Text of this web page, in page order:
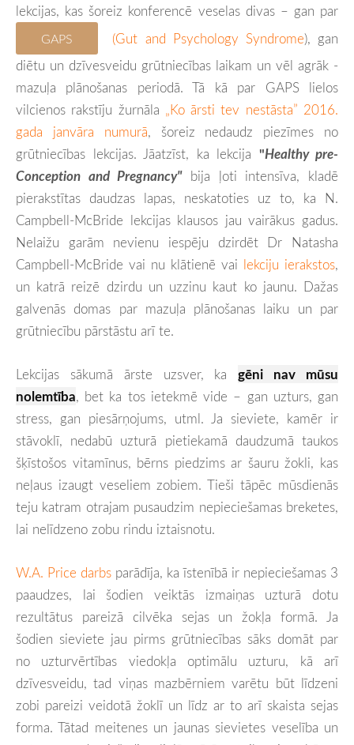
lekcijas, kas šoreiz konferencē veselas divas – gan par
GAPS (Gut and Psychology Syndrome), gan
diētu un dzīvesveidu grūtniecības laikam un vēl agrāk -
mazuļa plānošanas periodā. Tā kā par GAPS lielos
vilcienos rakstīju žurnāla „Ko ārsti tev nestāsta” 2016.
gada janvāra numurā, šoreiz nedaudz piezīmes no
grūtniecības lekcijas. Jāatzīst, ka lekcija "Healthy pre-
Conception and Pregnancy"bija ļoti intensīva, kladē
pierakstītas daudzas lapas, neskatoties uz to, ka N.
Campbell-McBride lekcijas klausos jau vairākus gadus.
Nelaižu garām nevienu iespēju dzirdēt Dr Natasha
Campbell-McBride vai nu klātienē vai lekciju ierakstos,
un katrā reizē dzirdu un uzzinu kaut ko jaunu. Dažas
galvenās domas par mazuļa plānošanas laiku un par
grūtniecību pārstāstu arī te.
Lekcijas sākumā ārste uzsver, kagēni nav mūsu
nolemtība, bet ka tos ietekmē vide – gan uzturs, gan
stress, gan piesārņojums, utml. Ja sieviete, kamēr ir
stāvoklī, nedabū uzturā pietiekamā daudzumā taukos
šķīstošos vitamīnus, bērns piedzims ar šauru žokli, kas
neļaus izaugt veseliem zobiem. Tieši tāpēc mūsdienās
teju katram otrajam pusaudzim nepieciešamas breketes,
lai nelīdzeno zobu rindu iztaisnotu.
W.A. Price darbs parādīja, ka īstenībā ir nepieciešamas 3
paaudzes, lai šodien veiktās izmaiņas uzturā dotu
rezultātus pareizā cilvēka sejas un žokļa formā. Ja
šodien sieviete jau pirms grūtniecības sāks domāt par
no uzturvērtības viedokļa optimālu uzturu, kā arī
dzīvesveidu, tad viņas mazbērniem varētu būt līdzeni
zobi pareizi veidotā žoklī un līdz ar to arī skaista sejas
forma. Tātad meitenes un jaunas sievietes veselība un